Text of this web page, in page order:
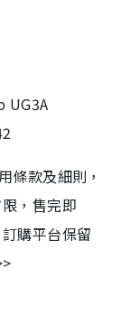
UG3A
條款及細則，
，售完即
購平台保留